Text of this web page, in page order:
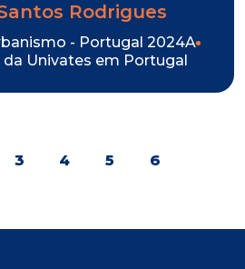
Rodrigues
- Portugal 2024A
Univates em Portugal
3 4 5 6